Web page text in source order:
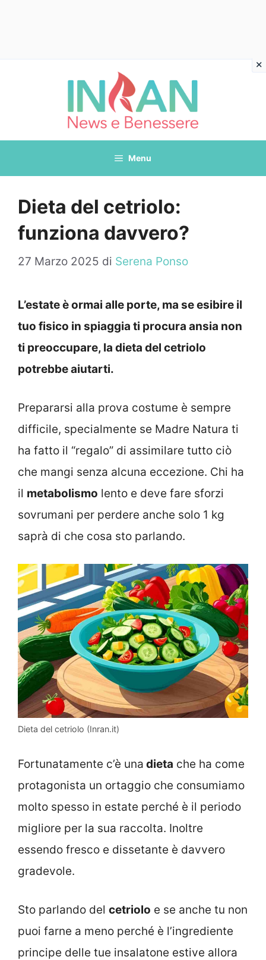
Menu
Dieta del cetriolo:
funziona davvero?
27 Marzo 2025 di Serena Ponso
L’estate è ormai alle porte, ma se esibire il
tuo fisico in spiaggia ti procura ansia non
ti preoccupare, la dieta del cetriolo
potrebbe aiutarti.
Prepararsi alla prova costume è sempre
difficile, specialmente se Madre Natura ti
ha fatto il “regalo” di assimilare tutto ciò
che mangi senza alcuna eccezione. Chi ha
il metabolismo lento e deve fare sforzi
sovrumani per perdere anche solo 1 kg
saprà di che cosa sto parlando.
Dieta del cetriolo (Inran.it)
Fortunatamente c’è una dieta che ha come
protagonista un ortaggio che consumiamo
molto spesso in estate perché è il periodo
migliore per la sua raccolta. Inoltre
essendo fresco e dissetante è davvero
gradevole.
Sto parlando del cetriolo e se anche tu non
puoi farne a meno perché è l’ingrediente
principe delle tue insalatone estive allora